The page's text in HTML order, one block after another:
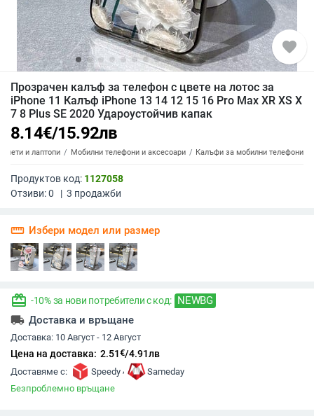
favorite
Прозрачен калъф за телефон с цвете на лотос за
iPhone 11 Калъф iPhone 13 14 12 15 16 Pro Max XR XS X
7 8 Plus SE 2020 Удароустойчив капак
8.14€/15.92лв
и лаптопи Мобилни телефони и аксесоари Калъфи за мобилни телефони
Продуктов код: 1127058
Отзиви:0 | 3 продажби
straighten Избери модел или размер
redeem -10% за нови потребители с код: NEWBG
local_shipping Доставка и връщане
Доставка: 10 Август - 12 Август
Цена на доставка: 2.51€/4.91лв
Доставяме с: Speedy ,
Sameday
Безпроблемно връщане